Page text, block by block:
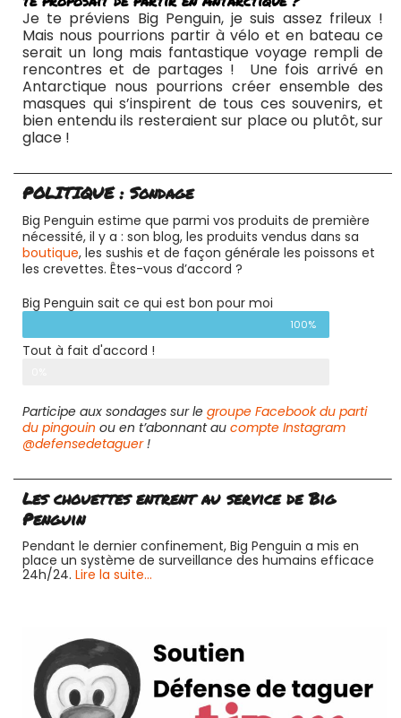
Je te préviens Big Penguin, je suis assez frileux !
Mais nous pourrions partir à vélo et en bateau ce
serait un long mais fantastique voyage rempli de
rencontres et de partages ! Une fois arrivé en
Antarctique nous pourrions créer ensemble des
masques qui s’inspirent de tous ces souvenirs, et
bien entendu ils resteraient sur place ou plutôt, sur
glace !
POLITIQUE : Sondage
Big Penguin estime que parmi vos produits de première
nécessité, il y a : son blog, les produits vendus dans sa
boutique, les sushis et de façon générale les poissons et
les crevettes. Êtes-vous d’accord ?
Big Penguin sait ce qui est bon pour moi
100%
Tout à fait d'accord !
Participe aux sondages sur le groupe Facebook du parti
du pingouin ou en t’abonnant au compte Instagram
@defensedetaguer!
Les chouettes entrent au service de Big
Penguin
Pendant le dernier confinement, Big Penguin a mis en
place un système de surveillance des humains efficace
24h/24. Lire la suite…